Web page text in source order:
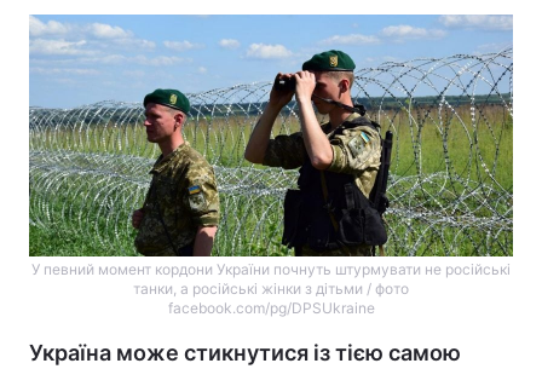
У певний момент кордони України почнуть штурмувати не російські
танки, а російські жінки з дітьми / фото
facebook.com/pg/DPSUkraine
Україна може стикнутися із тією самою